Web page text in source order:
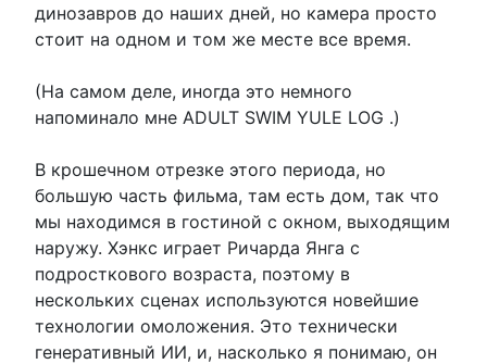
динозавров до наших дней, но камера просто
стоит на одном и том же месте все время.
(На самом деле, иногда это немного
напоминало мне ADULT SWIM YULE LOG .)
В крошечном отрезке этого периода, но
большую часть фильма, там есть дом, так что
мы находимся в гостиной с окном, выходящим
наружу. Хэнкс играет Ричарда Янга с
подросткового возраста, поэтому в
нескольких сценах используются новейшие
технологии омоложения. Это технически
генеративный ИИ, и, насколько я понимаю, он